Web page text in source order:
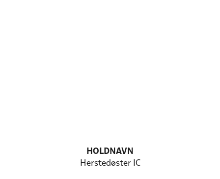
HOLDNAVN
Herstedøster IC